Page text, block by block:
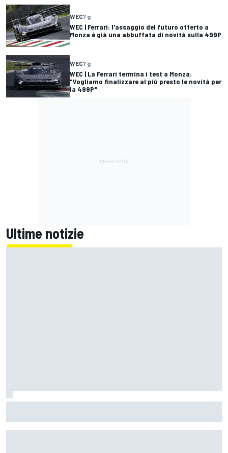
WEC7 g
WEC | Ferrari: l'assaggio del futuro offerto a
Monza è già una abbuffata di novità sulla 499P
WEC7 g
WEC | La Ferrari termina i test a Monza:
"Vogliamo finalizzare al più presto le novità per
la 499P"
Ultime notizie